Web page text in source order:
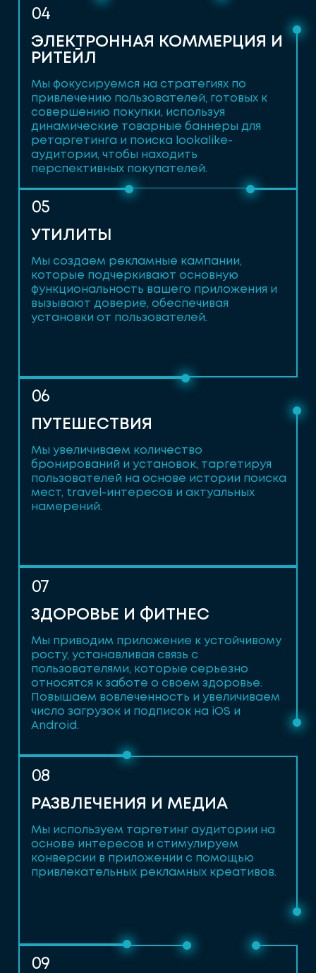
04
ЭЛЕКТРОННАЯ КОММЕРЦИЯ И
РИТЕЙЛ
Мы фокусируемся на стратегиях по
привлечению пользователей, готовых к
совершению покупки, используя
динамические товарные баннеры для
ретаргетинга и поиска lookalike-
аудитории, чтобы находить
перспективных покупателей.
05
УТИЛИТЫ
Мы создаем рекламные кампании,
которые подчеркивают основную
функциональность вашего приложения и
вызывают доверие, обеспечивая
установки от пользователей.
06
ПУТЕШЕСТВИЯ
Мы увеличиваем количество
бронирований и установок, таргетируя
пользователей на основе истории поиска
мест, travel-интересов и актуальных
намерений.
07
ЗДОРОВЬЕ И ФИТНЕС
Мы приводим приложение к устойчивому
росту, устанавливая связь с
пользователями, которые серьезно
относятся к заботе о своем здоровье.
Повышаем вовлеченность и увеличиваем
число загрузок и подписок на iOS и
Android.
08
РАЗВЛЕЧЕНИЯ И МЕДИА
Мы используем таргетинг аудитории на
основе интересов и стимулируем
конверсии в приложении с помощью
привлекательных рекламных креативов.
09